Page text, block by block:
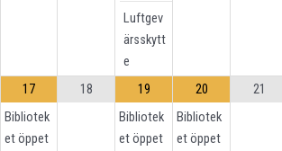
Luftgev
ärsskytt
e
17
Bibliotek
et öppet
18
19
Bibliotek
et öppet
20
Bibliotek
et öppet
21